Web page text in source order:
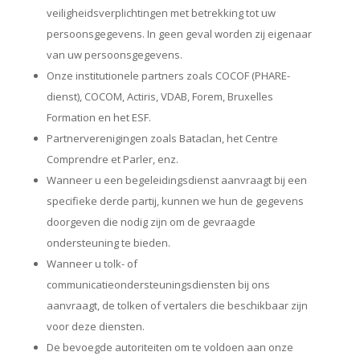
veiligheidsverplichtingen met betrekking tot uw
persoonsgegevens. In geen geval worden zij eigenaar
van uw persoonsgegevens.
Onze institutionele partners zoals COCOF (PHARE-
dienst), COCOM, Actiris, VDAB, Forem, Bruxelles
Formation en het ESF.
Partnerverenigingen zoals Bataclan, het Centre
Comprendre et Parler, enz.
Wanneer u een begeleidingsdienst aanvraagt bij een
specifieke derde partij, kunnen we hun de gegevens
doorgeven die nodig zijn om de gevraagde
ondersteuning te bieden.
Wanneer u tolk- of
communicatieondersteuningsdiensten bij ons
aanvraagt, de tolken of vertalers die beschikbaar zijn
voor deze diensten.
De bevoegde autoriteiten om te voldoen aan onze